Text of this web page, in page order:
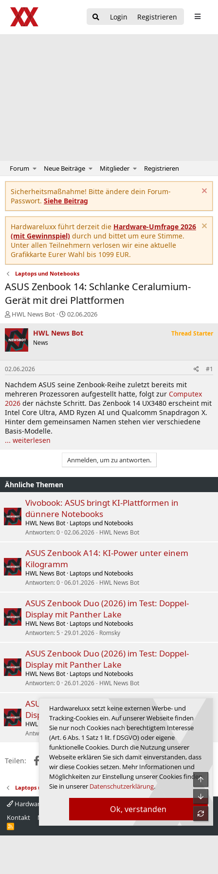
Login Registrieren
Forum Neue Beiträge Mitglieder Registrieren
Sicherheitsmaßnahme! Bitte ändere dein Forum-
Passwort. Siehe Beitrag
Hardwareluxx führt derzeit die Hardware-Umfrage 2026
(mit Gewinnspiel) durch und bittet um eure Stimme.
Unter allen Teilnehmern verlosen wir eine aktuelle
Grafikkarte Eurer Wahl bis 1099 EUR.
Laptops und Notebooks
ASUS Zenbook 14: Schlanke Ceralumium-
Gerät mit drei Plattformen
E
s
t
e
e
r
HWL News Bot
E
s
t
a
m
02.06.2026
HWL News Bot
News
Thread Starter
02.06.2026 #1
Nachdem ASUS seine Zenbook-Reihe zuletzt bereits mit
mehreren Prozessoren aufgestellt hatte, folgt zur Computex
2026 der nächste Schritt. Das Zenbook 14 UX3480 erscheint mit
Intel Core Ultra, AMD Ryzen AI und Qualcomm Snapdragon X.
Hinter dem gemeinsamen Namen stehen vier verschiedene
Basis-Modelle.
... weiterlesen
Anmelden, um zu antworten.
Ähnliche Themen
Vivobook: ASUS bringt KI-Plattformen in
dünnere Notebooks
HWL News Bot Laptops und Notebooks
Antworten 0 02.06.2026 HWL News Bot
ASUS Zenbook A14: KI-Power unter einem
Kilogramm
HWL News Bot Laptops und Notebooks
Antworten 0 06.01.2026 HWL News Bot
ASUS Zenbook Duo (2026) im Test: Doppel-
Display mit Panther Lake
HWL News Bot Laptops und Notebooks
Antworten 5 29.01.2026 Romsky
ASUS Zenbook Duo (2026) im Test: Doppel-
Display mit Panther Lake
HWL News Bot Laptops und Notebooks
Antworten 0 26.01.2026 HWL News Bot
ASUS Zenbook Duo (2026) im Test: Doppel-
Display mit Panther Lake
HWL News Bot
Laptops und Notebooks
Antworten
26.01.2026 HWL News Bot
Teilen: FacebookX (Twitter)
RedditWhatsApp
E-MailLink
Laptops und Notebooks
Hardwareluxx 4.0
Kontakt
Nutzungsbedingungen Startseite
R
Ok, verstanden
Hardwareluxx setzt keine externen Werbe- und
Tracking-Cookies ein. Auf unserer Webseite finden
Sie nur noch Cookies nach berechtigtem Interesse
(Art. 6 Abs. 1 Satz 1 lit. f DSGVO) oder eigene
funktionelle Cookies. Durch die Nutzung unserer
Webseite erklären Sie sich damit einverstanden, dass
wir diese Cookies setzen. Mehr Informationen und
Möglichkeiten zur Einstellung unserer Cookies finden
Sie in unserer Datenschutzerklärung.